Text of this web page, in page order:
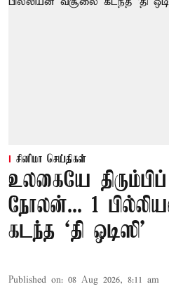
சினிமா செய்திகள்
உலகையே
நோலன்... 1
கடந்த ‘தி ஒடிஸி’
Published on: 08 Aug 2026, 8:11 am